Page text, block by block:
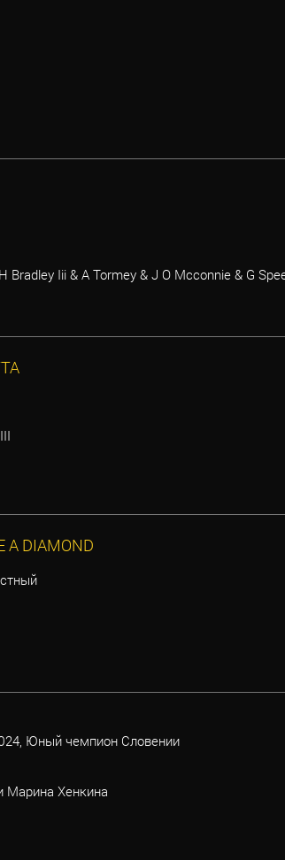
Bradley Iii & A Tormey & J O Mcconnie & G
A DIAMOND
Юный чемпион Словении
Марина Хенкина